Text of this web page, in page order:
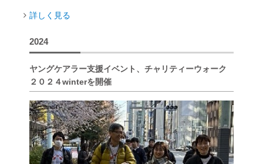
詳しく見る
2024
ヤングケアラー支援イベント、チャリティーウォーク
２０２４winterを開催